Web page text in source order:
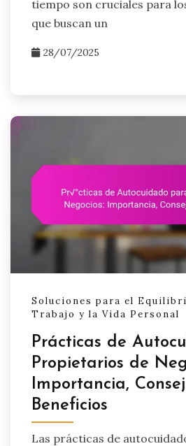
tiempo son cruciales para
que buscan un
28/07/2025
Soluciones para el
Trabajo y la Vida Personal
Prácticas de
Propietarios de
Importancia,
Beneficios
Las prácticas de